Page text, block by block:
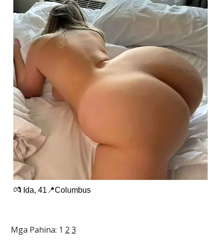
💏 Ida, 41📍Columbus
Mga Pahina: 1 2 3